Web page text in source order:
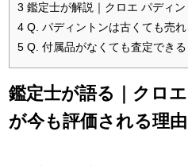
3 鑑定士が解説｜クロエ パディン
4 Q. パディントンは古くても売れ
5 Q. 付属品がなくても査定できる
鑑定士が語る｜クロ
が今も評価される理由